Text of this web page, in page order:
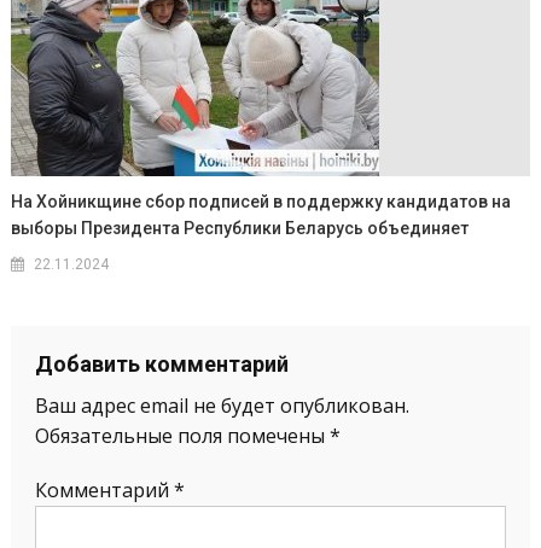
На Хойникщине сбор подписей в поддержку кандидатов на
выборы Президента Республики Беларусь объединяет
22.11.2024
Добавить комментарий
Ваш адрес email не будет опубликован.
Обязательные поля помечены *
Комментарий *